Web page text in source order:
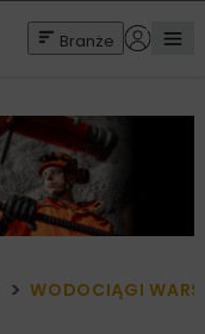
Branże
WODOCIĄGI